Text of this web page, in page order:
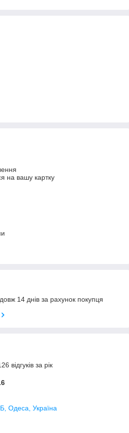
на вашу картку
14 днів за рахунок покупця
відгуків за рік
Одеса, Україна